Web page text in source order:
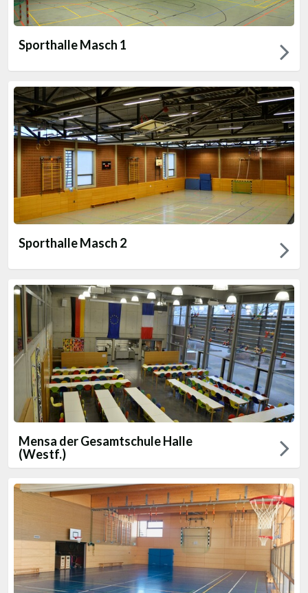
Sporthalle Masch 1
Sporthalle Masch 2
Mensa der Gesamtschule Halle
(Westf.)